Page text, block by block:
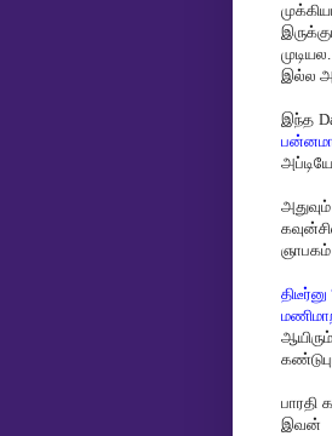
இல்ல
இந்த
ஞாபகம்
இவன்